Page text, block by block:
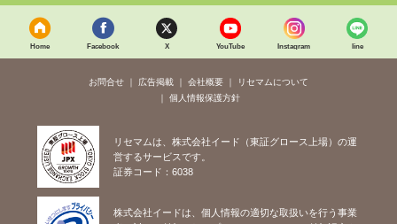
Home Facebook X YouTube Instagram line
お問合せ 広告掲載 会社概要
リセマムについて
個人情報保護方針
リセマムは、株式会社イード（東証グロース上場）の運
営するサービスです。
証券コード：6038
株式会社イードは、個人情報の適切な取扱いを行う事業